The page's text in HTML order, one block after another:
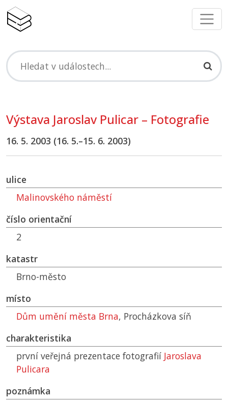
Výstava Jaroslav Pulicar – Fotografie
16. 5. 2003 (16. 5.–15. 6. 2003)
ulice
Malinovského náměstí
číslo orientační
2
katastr
Brno-město
místo
Dům umění města Brna, Procházkova síň
charakteristika
první veřejná prezentace fotografií Jaroslava
Pulicara
poznámka